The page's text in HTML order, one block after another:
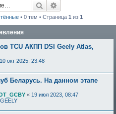
Поиск
• 0 тем • Страница 1 из 1
TCU АКПП DSI Geely Atlas,
10 окт 2025, 23:48
Беларусь. На данном этапе
« 19 июл 2023, 08:47